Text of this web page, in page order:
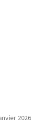
2026